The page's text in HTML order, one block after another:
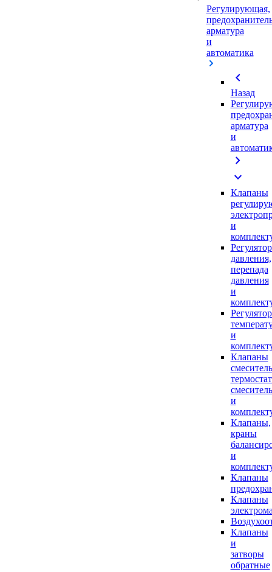
Регулирующая,
арматура
и
автоматика
chevron_left
Назад
арматура
и
chevron_right
expand_more
Клапаны
и
давления,
перепада
давления
и
и
Клапаны
и
Клапаны,
краны
и
Клапаны
Клапаны
Клапаны
и
затворы
обратные